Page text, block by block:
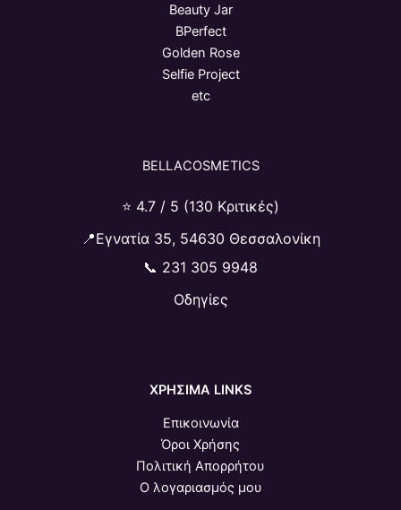
Beauty Jar
BPerfect
Golden Rose
Selfie Project
etc
BELLACOSMETICS
⭐ 4.7 / 5 (130 Κριτικές)
📍Εγνατία 35, 54630 Θεσσαλονίκη
📞 231 305 9948
Οδηγίες
ΧΡΗΣΙΜΑ LINKS
Επικοινωνία
Όροι Χρήσης
Πολιτική Απορρήτου
Ο λογαριασμός μου